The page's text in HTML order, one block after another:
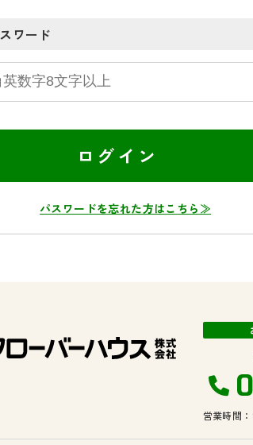
ワード
ログイン
パスワードを忘れた方はこちら≫
営業時間